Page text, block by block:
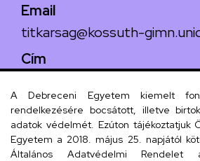
Email
titkarsag@kossuth-
Cím
Szervezeti
A Debreceni Egyetem kiemelt
rendelkezésére bocsátott, illetve
adatok védelmét. Ezúton tájékoztatjuk
Egyetem a 2018. május 25. napjától
Általános Adatvédelmi Rendelet